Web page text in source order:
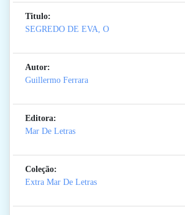
Titulo:
SEGREDO DE EVA, O
Autor:
Guillermo Ferrara
Editora:
Mar De Letras
Coleção:
Extra Mar De Letras